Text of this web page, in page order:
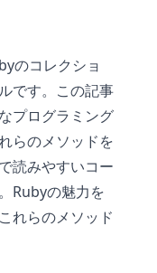
のコレクショ
です。この記事
プログラミング
らのメソッドを
読みやすいコー
Rubyの魅力を
れらのメソッド